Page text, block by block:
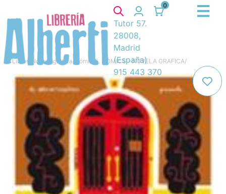
0
Tutor 57.
28008,
Madrid
(España)
915 443 370
Libros Novela gráfica, cómic 6. COMICS - NOVELA GRAFICA/